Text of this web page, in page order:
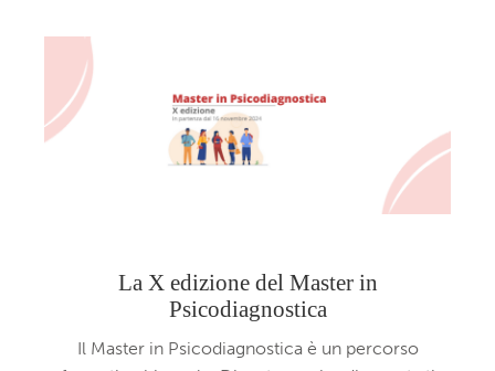
La X edizione del Master in
Psicodiagnostica
Il Master in Psicodiagnostica è un percorso